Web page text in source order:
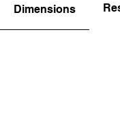
Dimensions